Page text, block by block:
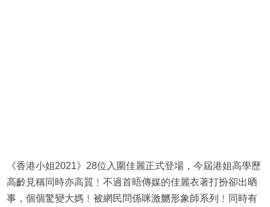
《香港小姐2021》28位入圍佳麗正式登場，今屆港姐高學歷
高齡見稱同時亦高質﹗不過首晤傳媒的佳麗衣著打扮卻出晒
事，個個驚變大媽﹗被網民問係咪激嬲形象師系列﹗同時有